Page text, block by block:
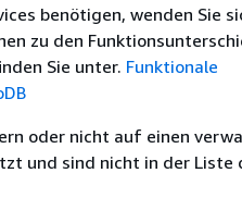
benötigen, wenden Sie
zu den
Sie unter. Funktionale
oder nicht auf einen
und sind nicht in der Liste